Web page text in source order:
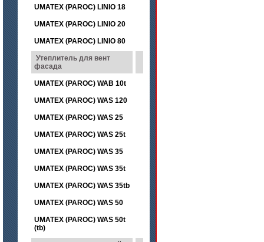
UMATEX (PAROC) LINIO 18
UMATEX (PAROC) LINIO 20
UMATEX (PAROC) LINIO 80
Утеплитель для вент
фасада
UMATEX (PAROC) WAB 10t
UMATEX (PAROC) WAS 120
UMATEX (PAROC) WAS 25
UMATEX (PAROC) WAS 25t
UMATEX (PAROC) WAS 35
UMATEX (PAROC) WAS 35t
UMATEX (PAROC) WAS 35tb
UMATEX (PAROC) WAS 50
UMATEX (PAROC) WAS 50t
(tb)